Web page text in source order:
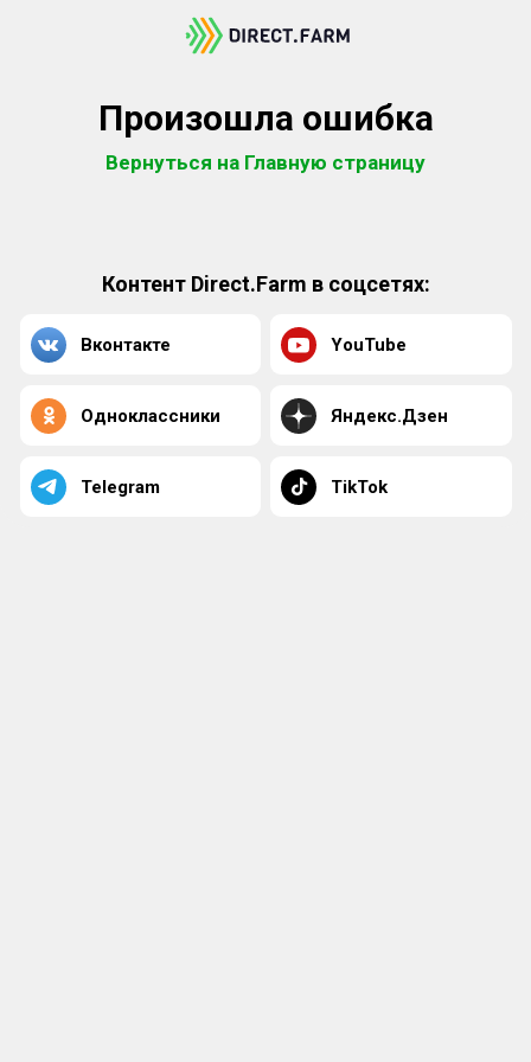
Произошла ошибка
Вернуться на Главную страницу
Контент Direct.Farm в соцсетях:
Вконтакте YouTube
Одноклассники Яндекс.Дзен
Telegram TikTok